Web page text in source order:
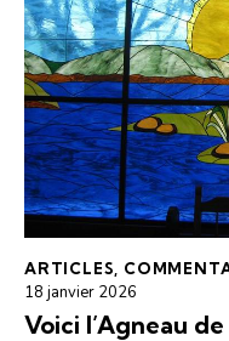
ARTICLES
18 janvier 2026
Voici l’Agneau